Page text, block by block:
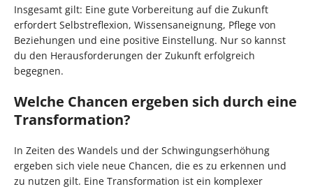
Insgesamt gilt: Eine gute Vorbereitung auf die Zukunft
erfordert Selbstreflexion, Wissensaneignung, Pflege von
Beziehungen und eine positive Einstellung. Nur so kannst
du den Herausforderungen der Zukunft erfolgreich
begegnen.
Welche Chancen ergeben sich durch eine
Transformation?
In Zeiten des Wandels und der Schwingungserhöhung
ergeben sich viele neue Chancen, die es zu erkennen und
zu nutzen gilt. Eine Transformation ist ein komplexer